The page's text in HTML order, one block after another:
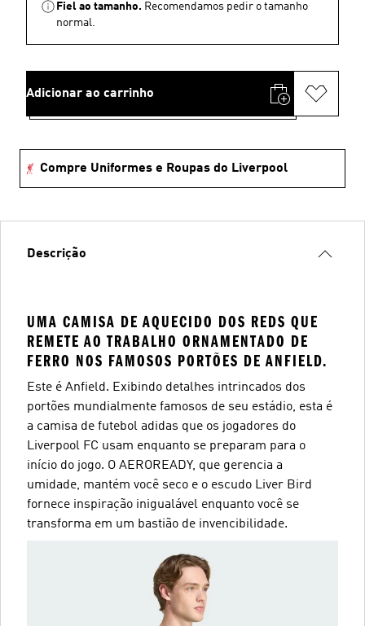
Fiel ao tamanho. Recomendamos pedir o tamanho
normal.
Adicionar ao carrinho
Compre Uniformes e Roupas do Liverpool
Descrição
UMA CAMISA DE AQUECIDO DOS REDS QUE
REMETE AO TRABALHO ORNAMENTADO DE
FERRO NOS FAMOSOS PORTÕES DE ANFIELD.
Este é Anfield. Exibindo detalhes intrincados dos
portões mundialmente famosos de seu estádio, esta é
a camisa de futebol adidas que os jogadores do
Liverpool FC usam enquanto se preparam para o
início do jogo. O AEROREADY, que gerencia a
umidade, mantém você seco e o escudo Liver Bird
fornece inspiração inigualável enquanto você se
transforma em um bastião de invencibilidade.